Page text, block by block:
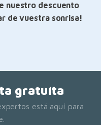
nuestro descuento
de vuestra sonrisa!
gratuíta
está aquí para